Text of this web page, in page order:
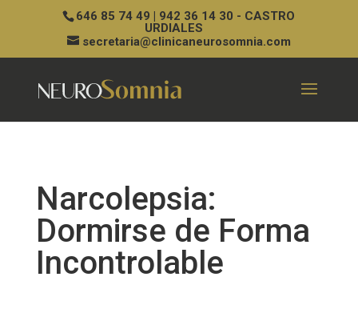
646 85 74 49 | 942 36 14 30 - CASTRO
URDIALES
secretaria@clinicaneurosomnia.com
Narcolepsia:
Dormirse de Forma
Incontrolable